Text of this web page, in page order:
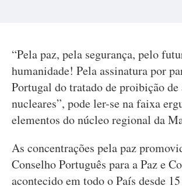
“Pela paz, pela segurança, pelo
humanidade! Pela assinatura por
Portugal do tratado de proibição de
nucleares”, pode ler-se na faixa
elementos do núcleo regional da
As concentrações pela paz
Conselho Português para a Paz e
acontecido em todo o País desde